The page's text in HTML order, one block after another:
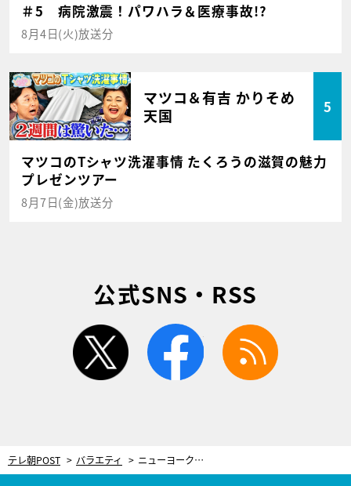
＃5 病院激震！パワハラ＆医療事故!?
8月4日(火)放送分
マツコ＆有吉 かりそめ
天国
5
マツコのTシャツ洗濯事情 たくろうの滋賀の魅力
プレゼンツアー
8月7日(金)放送分
公式SNS・RSS
twitter facebook
テレ朝POST バラエティ ニューヨーク嶋佐、160万円で購入→420万円に高騰したもの明かす “未来が見える”男が次に狙うものも